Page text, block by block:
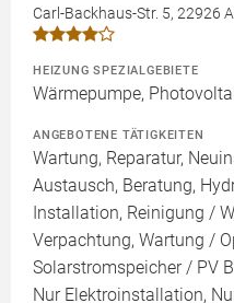
Carl-Backhaus-Str. 5, 22926
HEIZUNG SPEZIALGEBIETE
Wärmepumpe,
ANGEBOTENE TÄTIGKEITEN
Wartung, Reparatur,
Austausch, Beratung,
Installation, Reinigung /
Verpachtung, Wartung /
Solarstromspeicher / PV
Nur Elektroinstallation,